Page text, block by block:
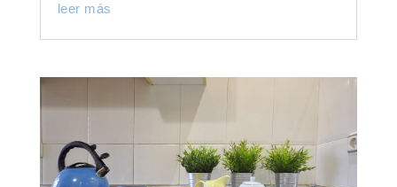
leer más